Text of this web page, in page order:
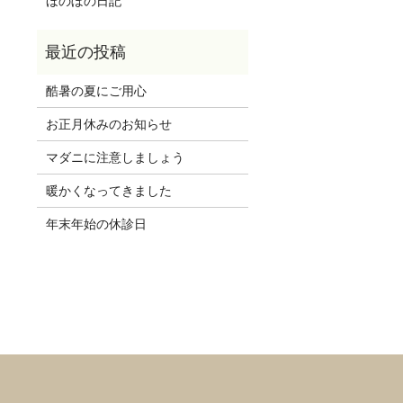
酷暑の夏にご用心
お正月休みのお知らせ
マダニに注意しましょう
暖かくなってきました
年末年始の休診日